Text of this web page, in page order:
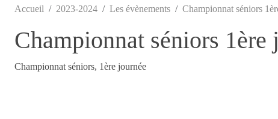
Accueil 2023-2024 Les évènements Championnat séniors
Championnat séniors 1ère
Championnat séniors, 1ère journée